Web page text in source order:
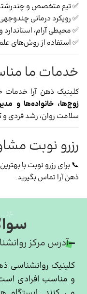
✅ تیم متخصص و
✅ رویکرد درمانی
✅ محیطی آرام، استاندارد
✅ استفاده از روش‌های
خدمات ما
کلینیک ذهن آرا خدمات
زوج‌ها، خانواده‌ها و
سلامت روان، رشد فردی
رزرو نوبت
📞 برای رزرو نوبت با
ذهن آرا تماس بگیرید.
آدرس مرکز
کلینیک روانشناسی
و مناسب افرادی